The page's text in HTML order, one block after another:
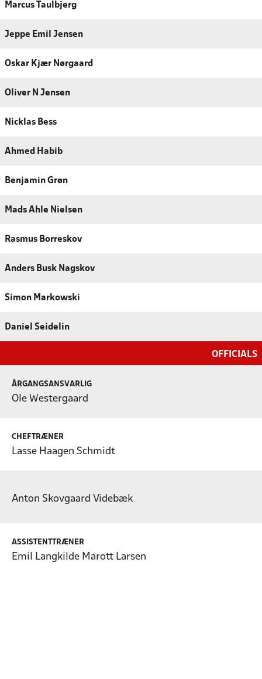
Marcus Taulbjerg
Jeppe Emil Jensen
Oskar Kjær Nørgaard
Oliver N Jensen
Nicklas Bess
Ahmed Habib
Benjamin Grøn
Mads Ahle Nielsen
Rasmus Borreskov
Anders Busk Nagskov
Simon Markowski
Daniel Seidelin
OFFICIALS
ÅRGANGSANSVARLIG
Ole Westergaard
CHEFTRÆNER
Lasse Haagen Schmidt
Anton Skovgaard Videbæk
ASSISTENTTRÆNER
Emil Langkilde Marott Larsen